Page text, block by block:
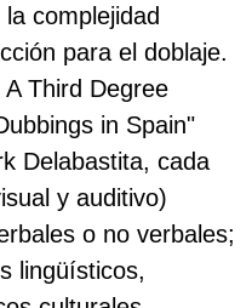
complejidad
para el doblaje.
Third Degree
in Spain"
Delabastita, cada
y auditivo)
o no verbales;
lingüísticos,